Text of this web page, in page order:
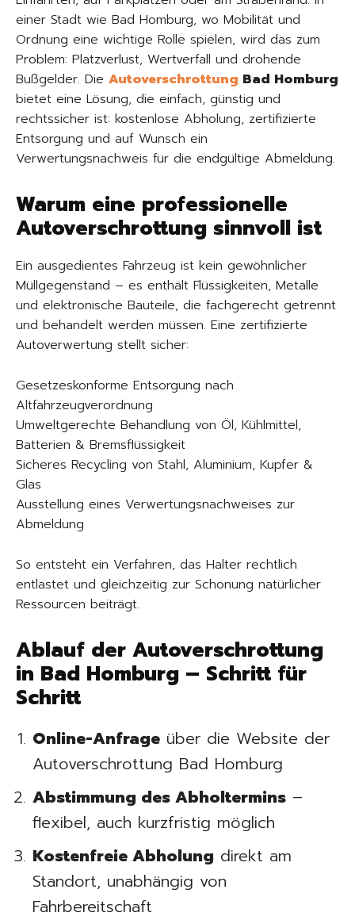
einer Stadt wie Bad Homburg, wo Mobilität und
Ordnung eine wichtige Rolle spielen, wird das zum
Problem: Platzverlust, Wertverfall und drohende
Bußgelder. Die Autoverschrottung Bad Homburg
bietet eine Lösung, die einfach, günstig und
rechtssicher ist: kostenlose Abholung, zertifizierte
Entsorgung und auf Wunsch ein
Verwertungsnachweis für die endgültige Abmeldung.
Warum eine professionelle
Autoverschrottung sinnvoll ist
Ein ausgedientes Fahrzeug ist kein gewöhnlicher
Müllgegenstand – es enthält Flüssigkeiten, Metalle
und elektronische Bauteile, die fachgerecht getrennt
und behandelt werden müssen. Eine zertifizierte
Autoverwertung stellt sicher:
Gesetzeskonforme Entsorgung nach
Altfahrzeugverordnung
Umweltgerechte Behandlung von Öl, Kühlmittel,
Batterien & Bremsflüssigkeit
Sicheres Recycling von Stahl, Aluminium, Kupfer &
Glas
Ausstellung eines Verwertungsnachweises zur
Abmeldung
So entsteht ein Verfahren, das Halter rechtlich
entlastet und gleichzeitig zur Schonung natürlicher
Ressourcen beiträgt.
Ablauf der Autoverschrottung
in Bad Homburg – Schritt für
Schritt
Online-Anfrage über die Website der
Autoverschrottung Bad Homburg
Abstimmung des Abholtermins –
flexibel, auch kurzfristig möglich
Kostenfreie Abholung direkt am
Standort, unabhängig von
Fahrbereitschaft